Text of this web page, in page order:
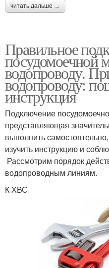
читать дальше →
Правильное
посудомоечной
водопроводу.
водопроводу:
инструкция
Подключение
представляющая
выполнить
изучить инструкцию и
Рассмотрим порядок
водопроводным линиям.
К ХВС